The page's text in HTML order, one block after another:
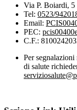
Via P. Boiardi,
Tel: 0523/
Email:
PEC:
C.F.:
Per
di salute